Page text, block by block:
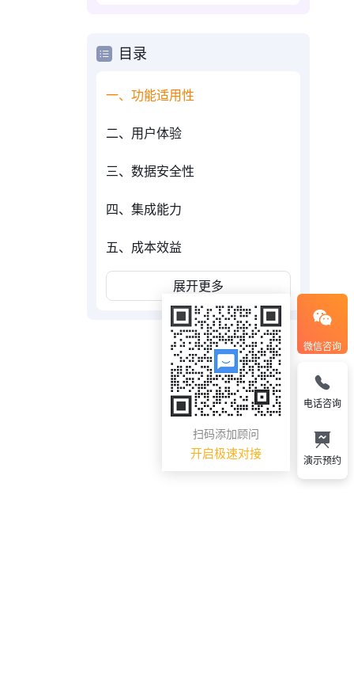
目录
一、功能适用性
二、用户体验
三、数据安全性
四、集成能力
五、成本效益
展开更多
微信咨询
扫码添加顾问
开启极速对接
电话咨询
演示预约